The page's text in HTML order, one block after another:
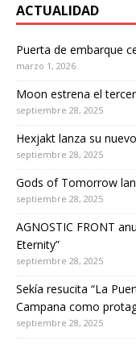
ACTUALIDAD
Puerta de embarque
marzo 1, 2026
Moon estrena el tercer
septiembre 28, 2025
Hexjakt lanza su
septiembre 28, 2025
Gods of Tomorrow
septiembre 28, 2025
AGNOSTIC FRONT
Eternity”
septiembre 28, 2025
Sekía resucita “La
Campana como
septiembre 28, 2025